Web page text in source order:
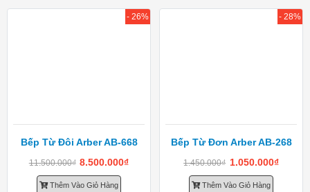
Bếp Từ Đôi Arber AB-668
11.500.000₫ 8.500.000₫
Thêm Vào Giỏ Hàng
- 26%
Bếp Từ Đơn Arber AB-268
1.450.000₫ 1.050.000₫
Thêm Vào Giỏ Hàng
- 28%